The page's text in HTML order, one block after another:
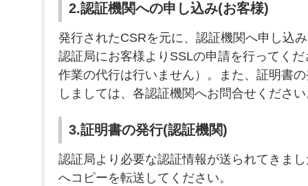
2.認証機関への申し込み(お客様)
発行されたCSRを元に、認証機関へ申し込
認証局にお客様よりSSLの申請を行ってく
作業の代行は行いません）。また、証明書
しましては、各認証機関へお問合せくださ
3.証明書の発行(認証機関)
認証局より必要な認証情報が送られてきま
へコピーを転送してください。